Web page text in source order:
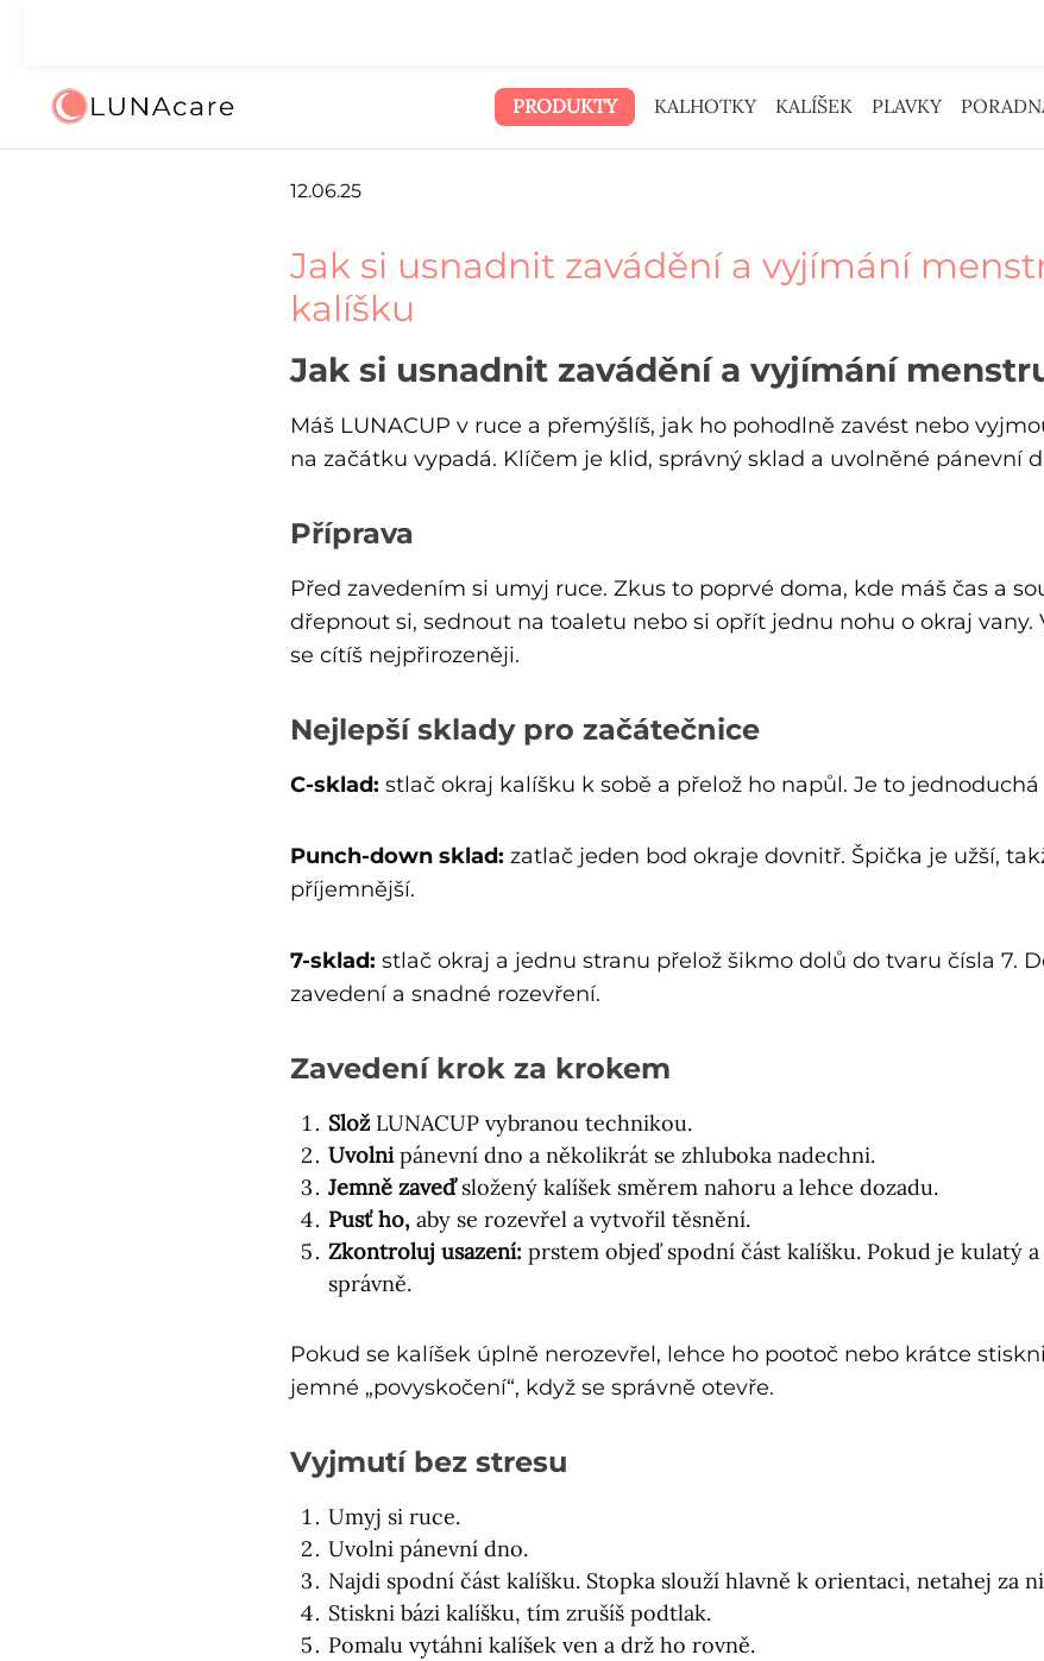
PRODUKTY KALHOTKY KALÍŠEK PLAVKY
12.06.25
Jak si usnadnit zavádění a vyjímání
kalíšku
Jak si usnadnit zavádění a vyjímání
Máš LUNACUP v ruce a přemýšlíš, jak ho pohodlně zavést nebo
na začátku vypadá. Klíčem je klid, správný sklad a uvolněné pánevní
Příprava
Před zavedením si umyj ruce. Zkus to poprvé doma, kde máš čas a
dřepnout si, sednout na toaletu nebo si opřít jednu nohu o okraj vany.
se cítíš nejpřirozeněji.
Nejlepší sklady pro začátečnice
C-sklad: stlač okraj kalíšku k sobě a přelož ho napůl. Je to
Punch-down sklad: zatlač jeden bod okraje dovnitř. Špička je užší,
příjemnější.
7-sklad: stlač okraj a jednu stranu přelož šikmo dolů do tvaru čísla 7.
zavedení a snadné rozevření.
Zavedení krok za krokem
SložLUNACUP vybranou technikou.
Uvolnipánevní dno a několikrát se zhluboka nadechni.
Jemně zaveďsložený kalíšek směrem nahoru a lehce dozadu.
Pusť ho, aby se rozevřel a vytvořil těsnění.
Zkontroluj usazení: prstem objeď spodní část kalíšku. Pokud je kulatý
správně.
Pokud se kalíšek úplně nerozevřel, lehce ho pootoč nebo krátce
jemné „povyskočení“, když se správně otevře.
Vyjmutí bez stresu
Umyj si ruce.
Uvolni pánevní dno.
Najdi spodní část kalíšku. Stopka slouží hlavně k orientaci, netahej za
Stiskni bázi kalíšku, tím zrušíš podtlak.
Pomalu vytáhni kalíšek ven a drž ho rovně.